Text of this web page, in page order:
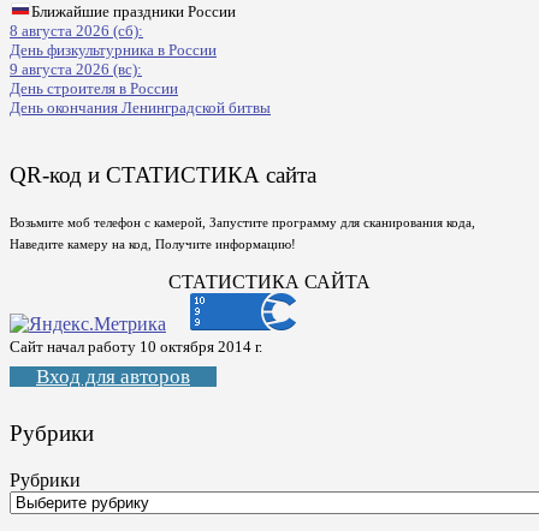
Ближайшие праздники России
8 августа 2026 (сб):
День физкультурника в России
9 августа 2026 (вс):
День строителя в России
День окончания Ленинградской битвы
QR-код и СТАТИСТИКА сайта
Возьмите моб телефон с камерой, Запустите программу для сканирования кода,
Наведите камеру на код, Получите информацию!
СТАТИСТИКА САЙТА
Сайт начал работу 10 октября 2014 г.
Вход для авторов
Рубрики
Рубрики